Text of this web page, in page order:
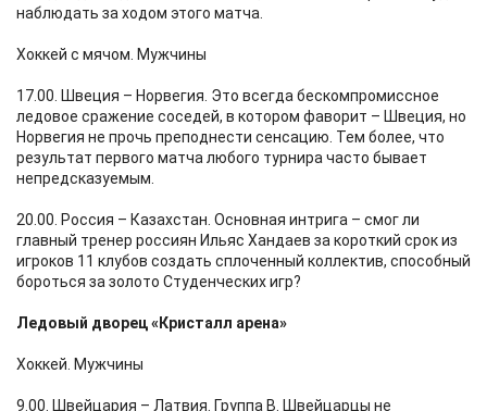
наблюдать за ходом этого матча.
Хоккей с мячом. Мужчины
17.00. Швеция – Норвегия. Это всегда бескомпромиссное
ледовое сражение соседей, в котором фаворит – Швеция, но
Норвегия не прочь преподнести сенсацию. Тем более, что
результат первого матча любого турнира часто бывает
непредсказуемым.
20.00. Россия – Казахстан. Основная интрига – смог ли
главный тренер россиян Ильяс Хандаев за короткий срок из
игроков 11 клубов создать сплоченный коллектив, способный
бороться за золото Студенческих игр?
Ледовый дворец «Кристалл арена»
Хоккей. Мужчины
9.00. Швейцария – Латвия. Группа В. Швейцарцы не